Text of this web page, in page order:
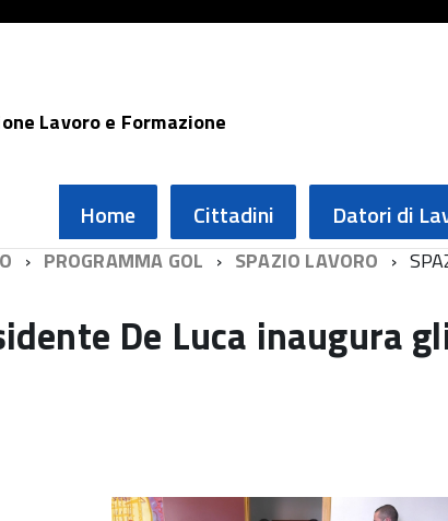
Lavoro e Formazione
Home Cittadini Datori di
PROGRAMMA GOL SPAZIO LAVORO
De Luca inaugura